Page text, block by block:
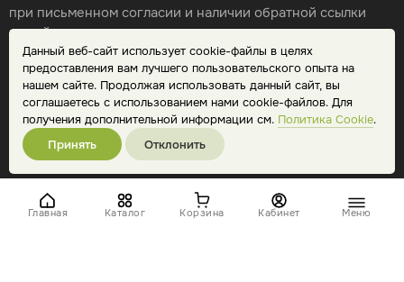
Данный веб-сайт использует cookie-файлы в целях
предоставления вам лучшего пользовательского опыта на
нашем сайте. Продолжая использовать данный сайт, вы
соглашаетесь с использованием нами cookie-файлов. Для
получения дополнительной информации см. Политика Cookie.
Принять
Отклонить
Главная Каталог Корзина Кабинет Меню
при письменном согласии и наличии обратной ссылки
на сайт.
Карта сайта
Политика конфиденциальности
Публичная оферта
Обработка персональных данных